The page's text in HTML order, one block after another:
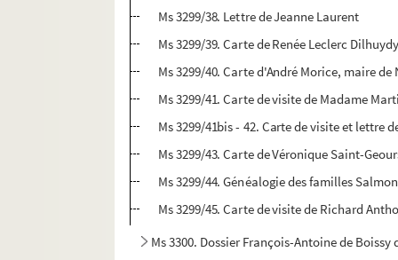
Ms 3299/38. Lettre de Jeanne Laurent
Ms 3299/39. Carte de Renée Leclerc
Ms 3299/40. Carte d'André Morice, maire de
Ms 3299/41. Carte de visite de Madame
Ms 3299/41bis - 42. Carte de visite et lettre
Ms 3299/43. Carte de Véronique Saint-
Ms 3299/44. Généalogie des familles
Ms 3299/45. Carte de visite de Richard
Ms 3300. Dossier François-Antoine de Boissy